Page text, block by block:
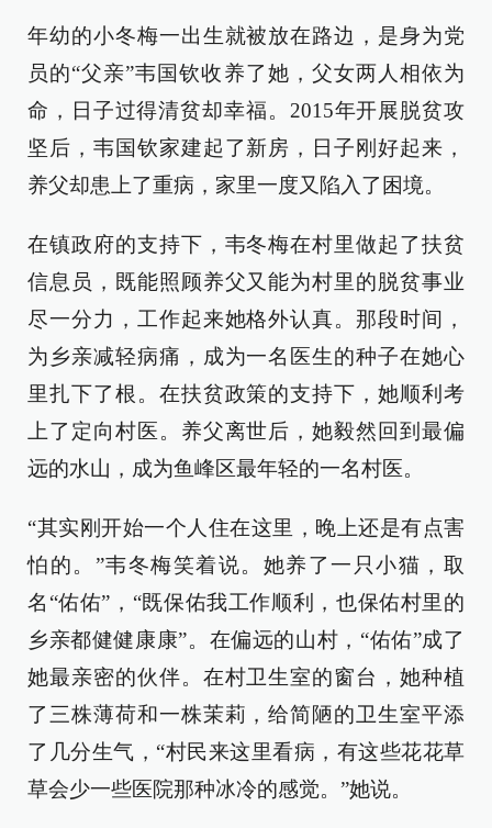
年幼的小冬梅一出生就被放在路边，是身为党
员的“父亲”韦国钦收养了她，父女两人相依为
命，日子过得清贫却幸福。2015年开展脱贫攻
坚后，韦国钦家建起了新房，日子刚好起来，
养父却患上了重病，家里一度又陷入了困境。
在镇政府的支持下，韦冬梅在村里做起了扶贫
信息员，既能照顾养父又能为村里的脱贫事业
尽一分力，工作起来她格外认真。那段时间，
为乡亲减轻病痛，成为一名医生的种子在她心
里扎下了根。在扶贫政策的支持下，她顺利考
上了定向村医。养父离世后，她毅然回到最偏
远的水山，成为鱼峰区最年轻的一名村医。
“其实刚开始一个人住在这里，晚上还是有点害
怕的。”韦冬梅笑着说。她养了一只小猫，取
名“佑佑”，“既保佑我工作顺利，也保佑村里的
乡亲都健健康康”。在偏远的山村，“佑佑”成了
她最亲密的伙伴。在村卫生室的窗台，她种植
了三株薄荷和一株茉莉，给简陋的卫生室平添
了几分生气，“村民来这里看病，有这些花花草
草会少一些医院那种冰冷的感觉。”她说。